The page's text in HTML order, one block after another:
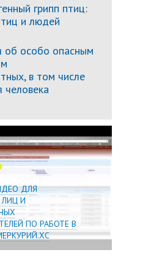
грипп птиц:
и людей
особо опасным
в том числе
человека
ДЛЯ
И
ПО РАБОТЕ В